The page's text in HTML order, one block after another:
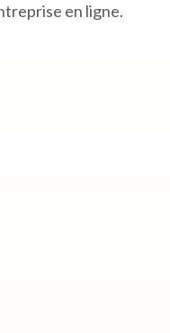
en ligne.